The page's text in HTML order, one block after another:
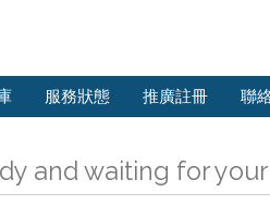
服務狀態 推廣註冊 聯
and waiting for